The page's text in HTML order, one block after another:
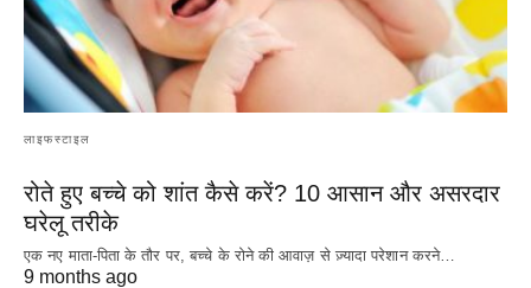
लाइफस्टाइल
रोते हुए बच्चे को शांत कैसे करें? 10 आसान और असरदार
घरेलू तरीके
एक नए माता-पिता के तौर पर, बच्चे के रोने की आवाज़ से ज़्यादा परेशान करने…
9 months ago